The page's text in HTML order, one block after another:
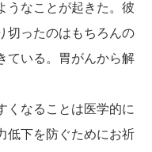
うなことが起きた。彼
切ったのはもちろんの
ている。胃がんから解
なることは医学的に
低下を防ぐためにお祈